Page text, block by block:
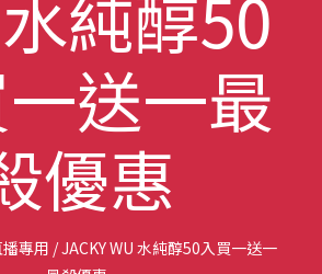
純醇50
送一最
優惠
專用 / JACKY WU 水純醇50入買一送一